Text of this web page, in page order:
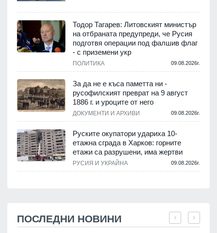
Тодор Тагарев: Литовският министър
на отбраната предупреди, че Русия
подготвя операции под фалшив флаг
- с приземени укр
ПОЛИТИКА 09.08.2026г.
За да не е къса паметта ни -
русофилският преврат на 9 август
1886 г. и уроците от него
ДОКУМЕНТИ И АРХИВИ 09.08.2026г.
Руските окупатори удариха 10-
етажна сграда в Харков: горните
етажи са разрушени, има жертви
РУСИЯ И УКРАЙНА 09.08.2026г.
ПОСЛЕДНИ НОВИНИ